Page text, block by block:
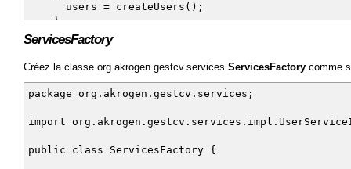
users = createUsers();
}
return users;
List<User> users = new ArrayList<User>();
users.add(new User("djo", ""));
users.add(new User("pascal", ""));
ServicesFactory
Créez la classe org.akrogen.gestcv.services.ServicesFactory comme
package org.akrogen.gestcv.services;
import
public class ServicesFactory {